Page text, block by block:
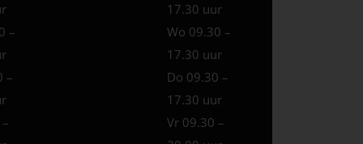
–
–
17.30 uur
Wo 09.30 –
17.30 uur
Do 09.30 –
17.30 uur
Vr 09.30 –